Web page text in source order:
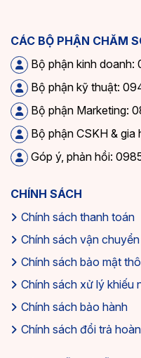
CÁC BỘ PHẬN CHĂM
Bộ phận kinh doanh:
Bộ phận kỹ thuật:
Bộ phận Marketing:
Bộ phận CSKH &
Góp ý, phản hồi:
CHÍNH SÁCH
Chính sách thanh toán
Chính sách vận
Chính sách bảo mật
Chính sách xử lý khiếu
Chính sách bảo hành
Chính sách đổi trả